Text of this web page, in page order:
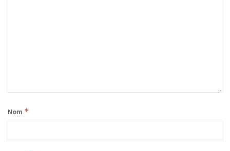
Nom *